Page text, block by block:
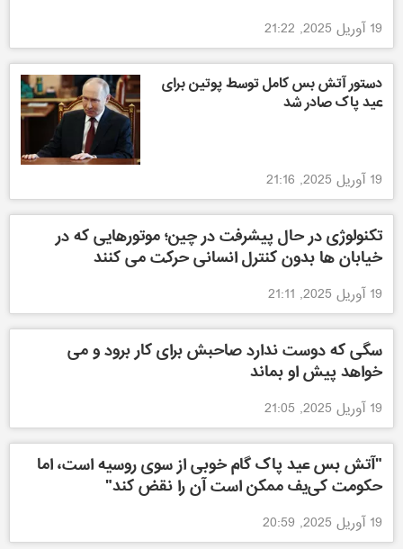
19 آوریل 2025, 21:22
دستور آتش بس کامل توسط پوتین برای
عید پاک صادر شد
19 آوریل 2025, 21:16
تکنولوژی در حال پیشرفت در چین؛ موتورهایی که در
خیابان ها بدون کنترل انسانی حرکت می کنند
19 آوریل 2025, 21:11
سگی که دوست ندارد صاحبش برای کار برود و می
خواهد پیش او بماند
19 آوریل 2025, 21:05
"آتش بس عید پاک گام خوبی از سوی روسیه است، اما
حکومت کی‌یف ممکن است آن را نقض کند"
19 آوریل 2025, 20:59